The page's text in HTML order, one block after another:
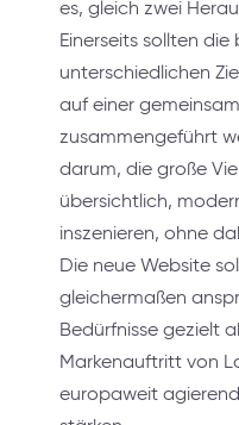
es, gleich zwei
Einerseits sollten
unterschiedlichen
auf einer
zusammengeführt
darum, die große
übersichtlich,
inszenieren, ohne
Die neue Website
gleichermaßen
Bedürfnisse gezielt
Markenauftritt von
europaweit